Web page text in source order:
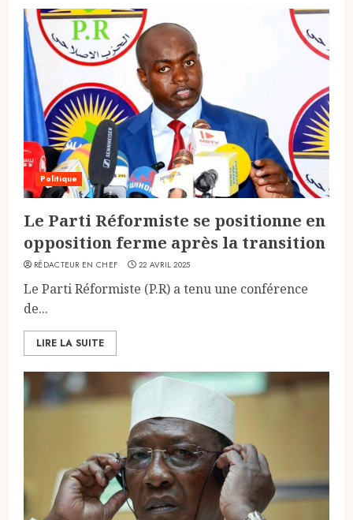
Politique
Le Parti Réformiste se positionne en
opposition ferme après la transition
RÉDACTEUR EN CHEF 22 AVRIL 2025
Le Parti Réformiste (P.R) a tenu une conférence
de...
LIRE LA SUITE